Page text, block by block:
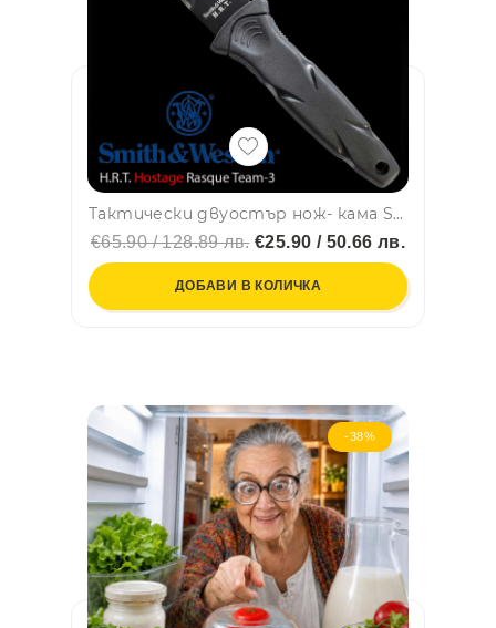
Тактически двуостър нож- кама Smith&Wesson Х.Р.Т. за врат, ботуш, колан, кания с клипс и верижка
€65.90 / 128.89 лв.€25.90 / 50.66 лв.
ДОБАВИ В КОЛИЧКА
-38%